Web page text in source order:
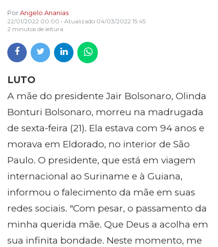
PorAngelo Ananias
22/01/2022 00:00 • Atualizado 04/03/2022 15:45
2 minutos de leitura
LUTO
A mãe do presidente Jair Bolsonaro, Olinda
Bonturi Bolsonaro, morreu na madrugada
de sexta-feira (21). Ela estava com 94 anos e
morava em Eldorado, no interior de São
Paulo. O presidente, que está em viagem
internacional ao Suriname e à Guiana,
informou o falecimento da mãe em suas
redes sociais. "Com pesar, o passamento da
minha querida mãe. Que Deus a acolha em
sua infinita bondade. Neste momento, me